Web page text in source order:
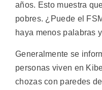
años. Esto muestra
pobres. ¿Puede el
haya menos palabras
Generalmente se
personas viven en
chozas con paredes